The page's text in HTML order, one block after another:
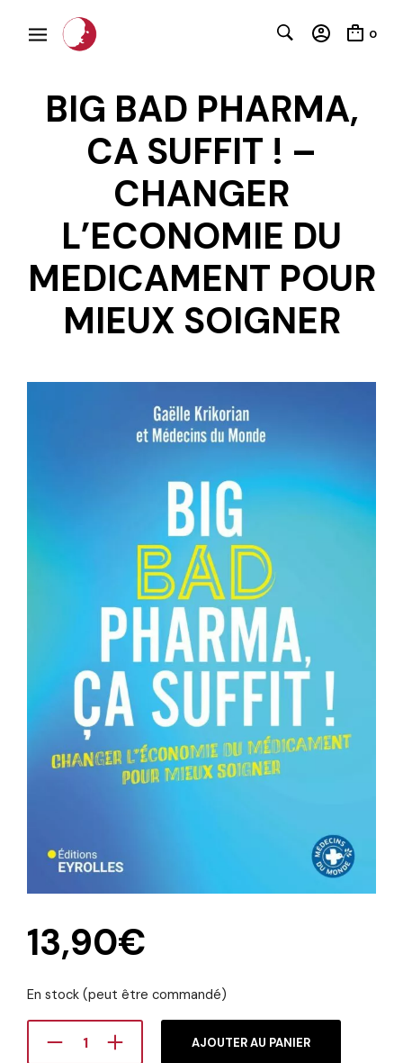
0
BIG BAD PHARMA,
CA SUFFIT ! –
CHANGER
L’ECONOMIE DU
MEDICAMENT POUR
MIEUX SOIGNER
13,90€
En stock (peut être commandé)
AJOUTER AU PANIER